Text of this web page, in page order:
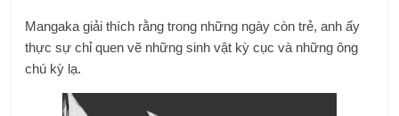
Mangaka giải thích rằng trong những ngày còn trẻ, anh ấy
thực sự chỉ quen vẽ những sinh vật kỳ cục và những ông
chú kỳ lạ.